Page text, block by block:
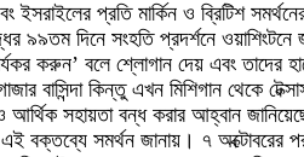
ইসরাইলের প্রতি মার্কিন ও ব্রিটিশ
৯৯তম দিনে সংহতি প্রদর্শনে
করুন’ বলে শ্লোগান দেয় এবং
বাসিন্দা কিন্তু এখন মিশিগান থেকে
সহায়তা বন্ধ করার আহ্বান
বক্তব্যে সমর্থন জানায়। ৭ অক্টোবরের